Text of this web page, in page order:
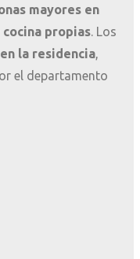
mayores en
propias. Los
la residencia,
el departamento